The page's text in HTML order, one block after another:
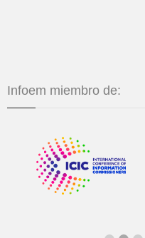
Infoem miembro de: